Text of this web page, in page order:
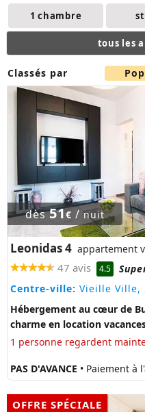
1 chambre
tous les
Classés par
dès51€ /nuit
Leonidas 4 appartement
47 avis 4.5
Centre-ville: Vieille Ville,
Hébergement au cœur de
charme en location
1 personne regardent
PAS D'AVANCE • Paiement à
OFFRE SPÉCIALE